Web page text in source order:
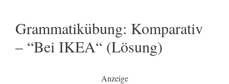
Grammatikübung: Komparativ
– “Bei IKEA“ (Lösung)
Anzeige